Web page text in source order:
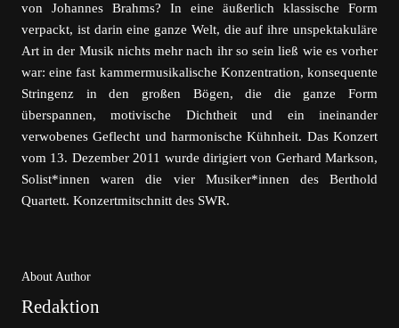
von Johannes Brahms? In eine äußerlich klassische Form
verpackt, ist darin eine ganze Welt, die auf ihre unspektakuläre
Art in der Musik nichts mehr nach ihr so sein ließ wie es vorher
war: eine fast kammermusikalische Konzentration, konsequente
Stringenz in den großen Bögen, die die ganze Form
überspannen, motivische Dichtheit und ein ineinander
verwobenes Geflecht und harmonische Kühnheit. Das Konzert
vom 13. Dezember 2011 wurde dirigiert von Gerhard Markson,
Solist*innen waren die vier Musiker*innen des Berthold
Quartett. Konzertmitschnitt des SWR.
About Author
Redaktion